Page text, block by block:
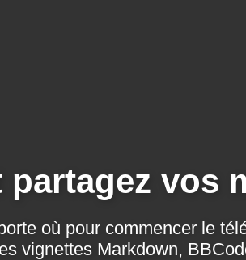
partagez vos
où pour commencer le
vignettes Markdown,